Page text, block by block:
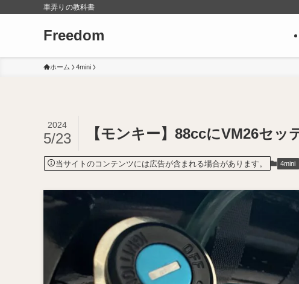
車弄りの教科書
Freedom
ホーム 4mini
【モンキー】88ccにVM26セッ
2024
5/23
当サイトのコンテンツには広告が含まれる場合があります。 4mini